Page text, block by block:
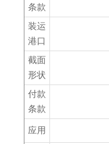
条款
装运
港口
截面
形状
付款
条款
应用